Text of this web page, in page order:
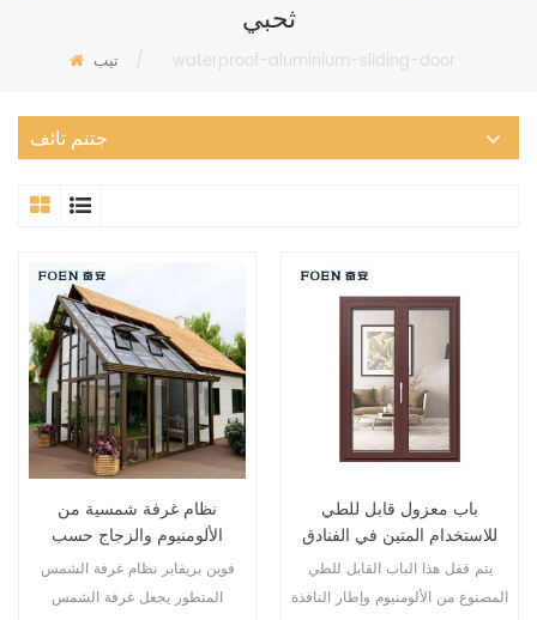
ثحبي
تيب / waterproof-aluminium-sliding-door
جتنم تائف
نظام غرفة شمسية من
الألومنيوم والزجاج حسب
الطلب
فوين بريفابر نظام غرفة الشمس
المتطور يجعل غرفة الشمس
باب معزول قابل للطي
للاستخدام المتين في الفنادق
المطلة على البحر
يتم قفل هذا الباب القابل للطي
المصنوع من الألومنيوم وإطار النافذة